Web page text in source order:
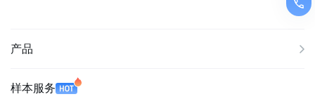
产品
样本服务